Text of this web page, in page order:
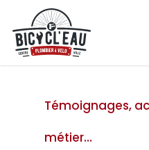
main
Témoignages,
métier…